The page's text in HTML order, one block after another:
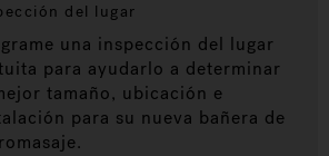
del lugar
una inspección del lugar
para ayudarlo a determinar
tamaño, ubicación e
para su nueva bañera de